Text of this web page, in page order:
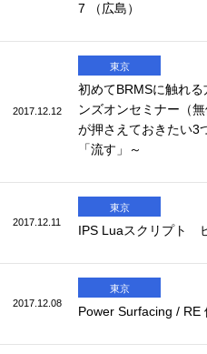
7 （広島）
2017.12.12
東京
初めてBRMSに触れ
ンズオンセミナー（
が押さえておきたい3
「流す」～
2017.12.11
東京
IPS Luaスクリプト
2017.12.08
東京
Power Surfacing / RE